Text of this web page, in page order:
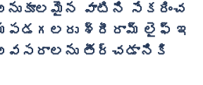
వాటిని సేకరించ
శ్రీరామ్ లైఫ్ ఇ
తీర్చడానికి